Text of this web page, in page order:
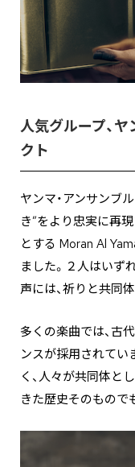
人気グループ、
クト
ヤンマ・アンサンブ
き”をより忠実に再
とする Moran Al
ました。２人はいず
声には、祈りと共同
多くの楽曲では、古
ンスが採用されてい
く、人々が共同体と
きた歴史そのもので